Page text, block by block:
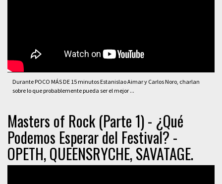
Durante POCO MÁS DE 15 minutos Estanislao Aimar y Carlos Noro, charlan
sobre lo que probablemente pueda ser el mejor ...
Masters of Rock (Parte 1) - ¿Qué
Podemos Esperar del Festival? -
OPETH, QUEENSRYCHE, SAVATAGE.